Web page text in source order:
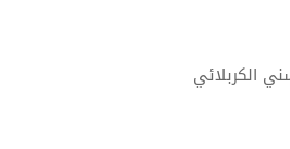
الكربلائي